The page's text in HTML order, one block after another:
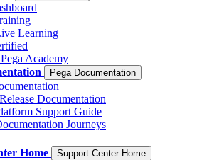
Learning
Academy
Pega Documentation
Documentation
Support Guide
Journeys
Home Support Center Home